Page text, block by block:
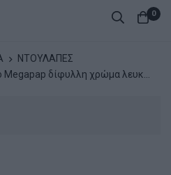
0
ΝΤΟΥΛΑΠΕΣ
δίφυλλη χρώμα λευκό